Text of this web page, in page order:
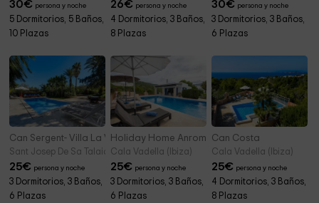
30€ persona y noche
5 Dormitorios, 5 Baños,
10 Plazas
26€ persona y noche
4 Dormitorios, 3 Baños,
8 Plazas
30€ persona y noche
3 Dormitorios, 3 Baños,
6 Plazas
Can Sergent- Villa La Vila
Sant Josep De Sa Talaia/sant Josep De La (Ibiza)
25€ persona y noche
3 Dormitorios, 3 Baños,
6 Plazas
Holiday Home Anromi
Cala Vadella (Ibiza)
25€ persona y noche
3 Dormitorios, 3 Baños,
6 Plazas
Can Costa
Cala Vadella (Ibiza)
25€ persona y noche
4 Dormitorios, 3 Baños,
8 Plazas